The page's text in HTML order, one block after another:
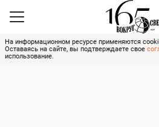
На информационном ресурсе применяются
Оставаясь на сайте, вы подтверждаете свое
использование.